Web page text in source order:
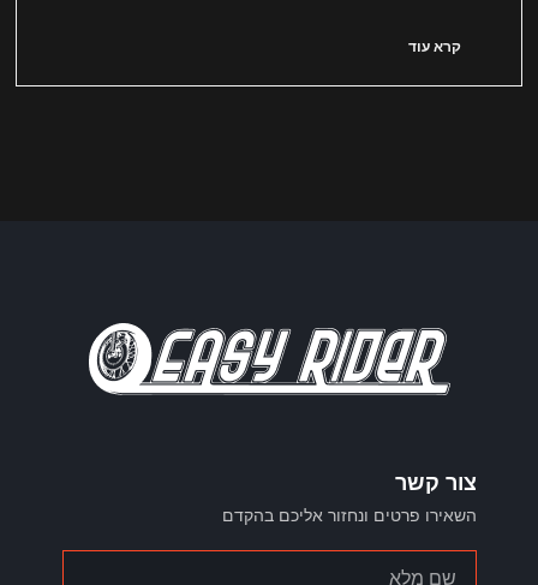
קרא עוד
צור קשר
השאירו פרטים ונחזור אליכם בהקדם